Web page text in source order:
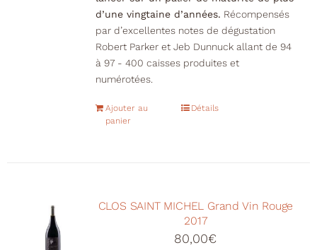
d’une vingtaine d’années. Récompensés
par d’excellentes notes de dégustation
Robert Parker et Jeb Dunnuck allant de 94
à 97 - 400 caisses produites et
numérotées.
Ajouter au
panier
Détails
CLOS SAINT MICHEL Grand Vin Rouge
2017
80,00€